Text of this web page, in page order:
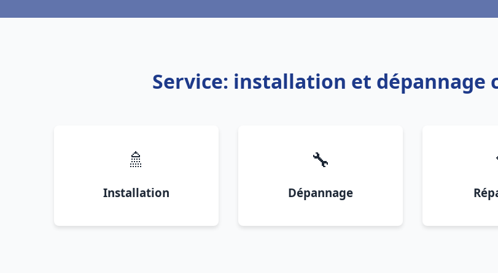
Service: installation et dépannage
🚿
Installation
🔧
Dépannage